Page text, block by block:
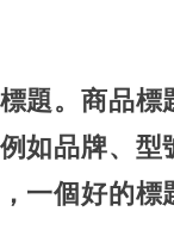
題。商品標
例如品牌、
一個好的標